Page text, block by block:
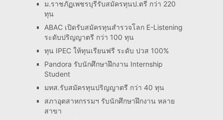
ม.ราชภัฏเพชรบุรีรับสมัครทุนป.ตรี กว่า 220
ทุน
ABAC เปิดรับสมัครทุนสำรวจโลก E-Listening
ระดับปริญญาตรี กว่า 100 ทุน
ทุน IPEC ให้ทุนเรียนฟรี ระดับ ปวส 100%
Pandora รับนักศึกษาฝึกงาน Internship
Student
มทส.รับสมัครทุนปริญญาตรี กว่า 40 ทุน
สภาอุตสาหกรรมฯ รับนักศึกษาฝึกงาน หลาย
สาขา